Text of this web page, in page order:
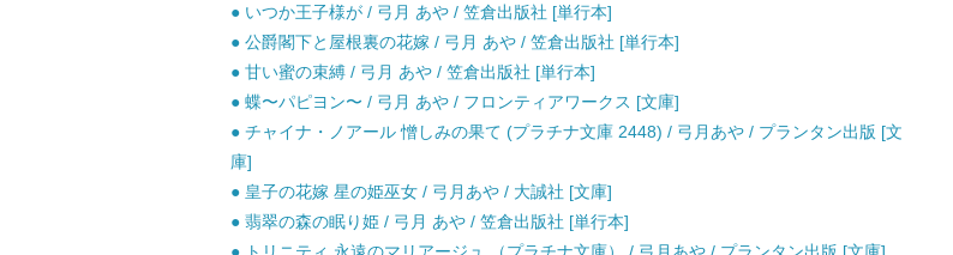
● いつか王子様が / 弓月 あや / 笠倉出版社 [単行本]
● 公爵閣下と屋根裏の花嫁 / 弓月 あや / 笠倉出版社 [単行本]
● 甘い蜜の束縛 / 弓月 あや / 笠倉出版社 [単行本]
● 蝶〜パピヨン〜 / 弓月 あや / フロンティアワークス [文庫]
● チャイナ・ノアール 憎しみの果て (プラチナ文庫 2448) / 弓月あや / プランタン出版 [文
庫]
● 皇子の花嫁 星の姫巫女 / 弓月あや / 大誠社 [文庫]
● 翡翠の森の眠り姫 / 弓月 あや / 笠倉出版社 [単行本]